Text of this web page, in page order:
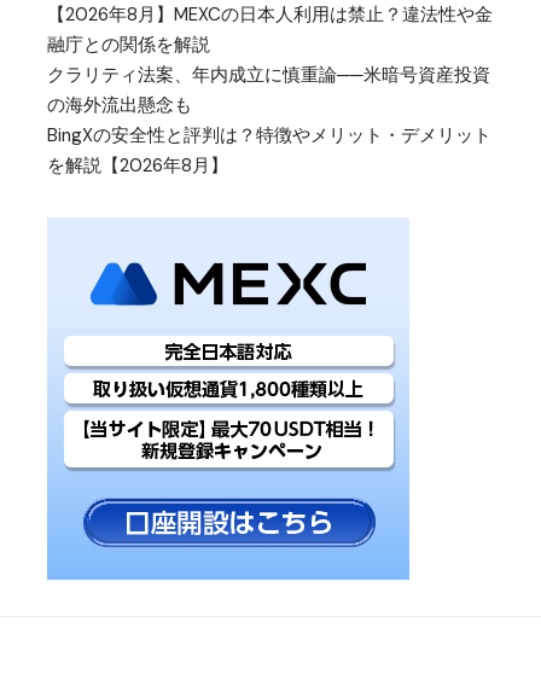
【2026年8月】MEXCの日本人利用は禁止？違法性や金
融庁との関係を解説
クラリティ法案、年内成立に慎重論──米暗号資産投資
の海外流出懸念も
BingXの安全性と評判は？特徴やメリット・デメリット
を解説【2026年8月】